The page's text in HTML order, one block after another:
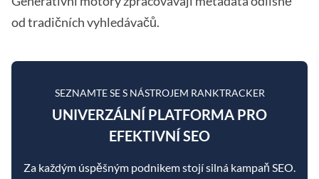
od tradičních vyhledávačů.
SEZNAMTE SE S NÁSTROJEM RANKTRACKER
UNIVERZÁLNÍ PLATFORMA PRO
EFEKTIVNÍ SEO
Za každým úspěšným podnikem stojí silná kampaň SEO.